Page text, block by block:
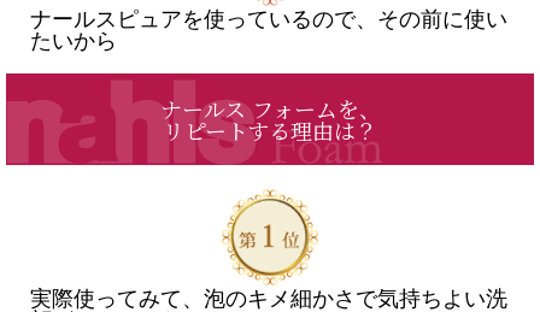
ナールスピュアを使っているので、その前に使い
たいから
ナールス フォームを、
リピートする理由は？
実際使ってみて、泡のキメ細かさで気持ちよい洗